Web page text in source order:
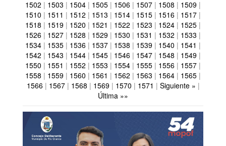
1502 | 1503 | 1504 | 1505 | 1506 | 1507 | 1508 | 1509 |
1510 | 1511 | 1512 | 1513 | 1514 | 1515 | 1516 | 1517 |
1518 | 1519 | 1520 | 1521 | 1522 | 1523 | 1524 | 1525 |
1526 | 1527 | 1528 | 1529 | 1530 | 1531 | 1532 | 1533 |
1534 | 1535 | 1536 | 1537 | 1538 | 1539 | 1540 | 1541 |
1542 | 1543 | 1544 | 1545 | 1546 | 1547 | 1548 | 1549 |
1550 | 1551 | 1552 | 1553 | 1554 | 1555 | 1556 | 1557 |
1558 | 1559 | 1560 | 1561 | 1562 | 1563 | 1564 | 1565 |
1566| 1567| 1568 | 1569| 1570 | 1571 | Siguiente » |
Última »»